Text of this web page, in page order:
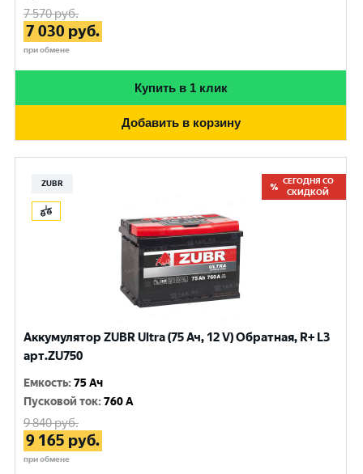
7 570руб.
7 030 руб.
при обмене
Купить в 1 клик
Добавить в корзину
ZUBR
СЕГОДНЯ СО
СКИДКОЙ
Аккумулятор ZUBR Ultra (75 Ач, 12 V) Обратная, R+ L3
арт.ZU750
Емкость:75 Ач
Пусковой ток:760 A
9 840руб.
9 165 руб.
при обмене